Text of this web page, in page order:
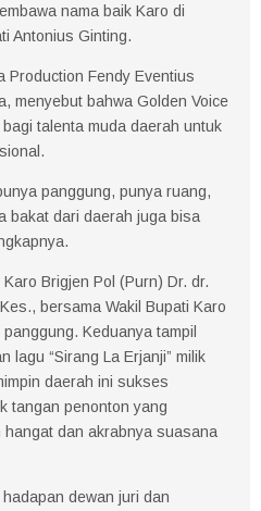
nama baik Karo di
Antonius Ginting.
Production Fendy Eventius
menyebut bahwa Golden Voice
talenta muda daerah untuk
panggung, punya ruang,
bakat dari daerah juga bisa
Brigjen Pol (Purn) Dr. dr.
bersama Wakil Bupati Karo
Keduanya tampil
lagu “Sirang La Erjanji” milik
daerah ini sukses
tangan penonton yang
hangat dan akrabnya suasana
dewan juri dan